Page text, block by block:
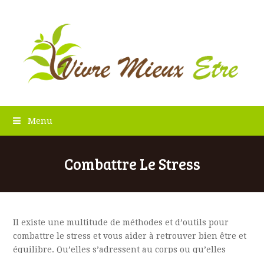
Menu
Combattre Le Stress
Il existe une multitude de méthodes et d’outils pour
combattre le stress et vous aider à retrouver bien être et
équilibre. Qu’elles s’adressent au corps ou qu’elles